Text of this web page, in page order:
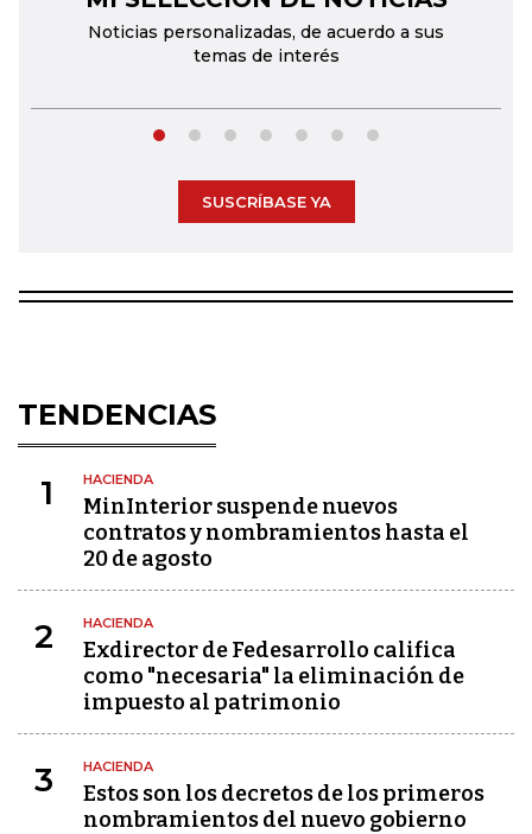
Noticias personalizadas, de acuerdo a sus
temas de interés
SUSCRÍBASE YA
TENDENCIAS
1 HACIENDA
MinInterior suspende nuevos
contratos y nombramientos hasta el
20 de agosto
2 HACIENDA
Exdirector de Fedesarrollo califica
como "necesaria" la eliminación de
impuesto al patrimonio
3 HACIENDA
Estos son los decretos de los primeros
nombramientos del nuevo gobierno